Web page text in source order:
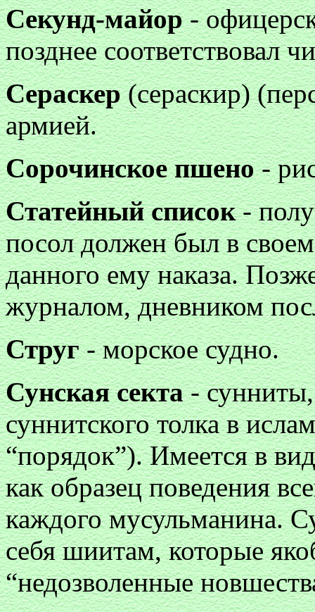
Секунд-майор-
позднее соответствовал
Сераскер(сераскир)
армией.
Сорочинское пшено-
Статейный список-
посол должен был в своем
данного ему наказа.
журналом, дневником
Струг- морское судно.
Сунская секта-
суннитского толка в
“порядок”). Имеется в
как образец поведения
каждого мусульманина.
себя шиитам, которые
“недозволенные